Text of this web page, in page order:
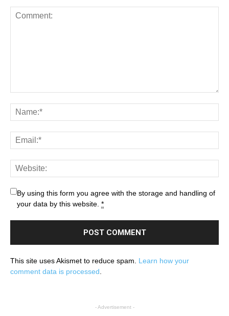
By using this form you agree with the storage and handling of
your data by this website. *
This site uses Akismet to reduce spam. Learn how your
comment data is processed
- Advertisement -